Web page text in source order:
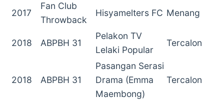
2017
Fan Club
Throwback
Hisyamelters FC Menang
2018 ABPBH 31
Pelakon TV
Lelaki Popular
Tercalon
2018 ABPBH 31
Pasangan Serasi
Drama (Emma
Maembong)
Tercalon